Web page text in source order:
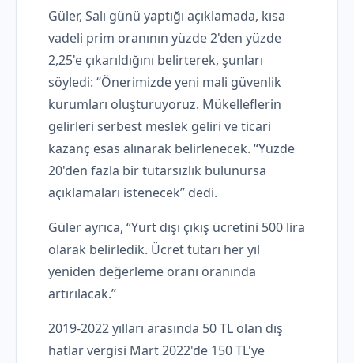
Güler, Salı günü yaptığı açıklamada, kısa
vadeli prim oranının yüzde 2'den yüzde
2,25'e çıkarıldığını belirterek, şunları
söyledi: “Önerimizde yeni mali güvenlik
kurumları oluşturuyoruz. Mükelleflerin
gelirleri serbest meslek geliri ve ticari
kazanç esas alınarak belirlenecek. “Yüzde
20'den fazla bir tutarsızlık bulunursa
açıklamaları istenecek” dedi.
Güler ayrıca, “Yurt dışı çıkış ücretini 500 lira
olarak belirledik. Ücret tutarı her yıl
yeniden değerleme oranı oranında
artırılacak.”
2019-2022 yılları arasında 50 TL olan dış
hatlar vergisi Mart 2022'de 150 TL'ye